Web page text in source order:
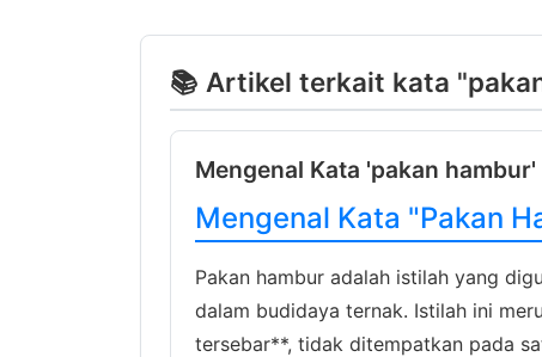
📚 Artikel terkait kata
Mengenal Kata 'pakan
Mengenal Kata "Pakan
Pakan hambur adalah istilah yang
dalam budidaya ternak. Istilah ini
tersebar**, tidak ditempatkan pada